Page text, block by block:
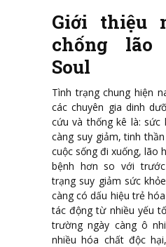
Giới thiệu
chống lão
Soul
Tình trạng chung hiện
các chuyên gia dinh
cứu và thống kê là: sức
càng suy giảm, tinh
cuộc sống đi xuống, lão
bệnh hơn so với
trạng suy giảm sức
càng có dấu hiệu trẻ
tác động từ nhiều yếu
trường ngày càng ô
nhiều hóa chất độc